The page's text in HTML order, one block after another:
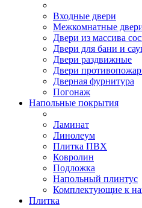
Входные двери
Межкомнатные
Двери из массива
Двери для бани и
Двери раздвижные
Двери
Дверная фурнитура
Погонаж
Напольные покрытия
Ламинат
Линолеум
Плитка ПВХ
Ковролин
Подложка
Напольный плинтус
Комплектующие к
Плитка